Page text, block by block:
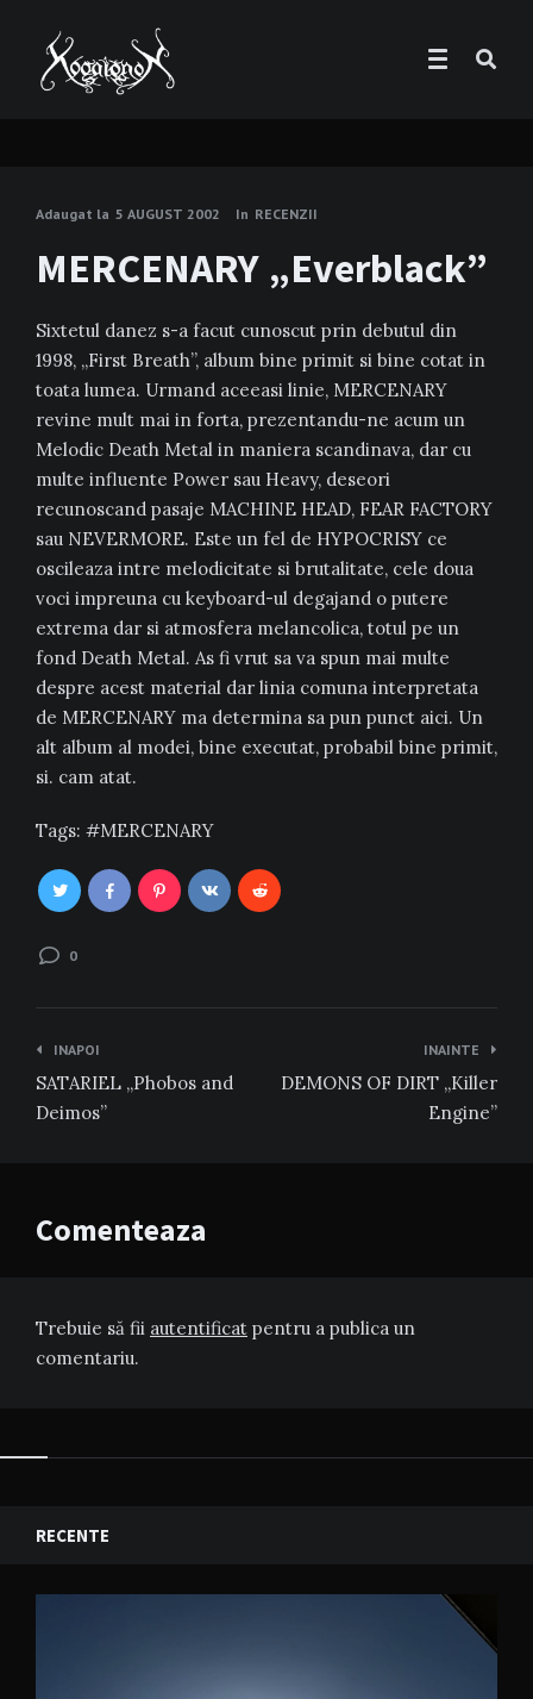
Adaugat la 5 AUGUST 2002 In RECENZII
MERCENARY „Everblack”
Sixtetul danez s-a facut cunoscut prin debutul din
1998, „First Breath”, album bine primit si bine cotat in
toata lumea. Urmand aceeasi linie, MERCENARY
revine mult mai in forta, prezentandu-ne acum un
Melodic Death Metal in maniera scandinava, dar cu
multe influente Power sau Heavy, deseori
recunoscand pasaje MACHINE HEAD, FEAR FACTORY
sau NEVERMORE. Este un fel de HYPOCRISY ce
oscileaza intre melodicitate si brutalitate, cele doua
voci impreuna cu keyboard-ul degajand o putere
extrema dar si atmosfera melancolica, totul pe un
fond Death Metal. As fi vrut sa va spun mai multe
despre acest material dar linia comuna interpretata
de MERCENARY ma determina sa pun punct aici. Un
alt album al modei, bine executat, probabil bine primit,
si. cam atat.
Tags: MERCENARY
0
Navigare
în
articole
INAPOI
SATARIEL „Phobos and
Deimos”
INAINTE
DEMONS OF DIRT „Killer
Engine”
Comenteaza
Trebuie să fii autentificat pentru a publica un
comentariu.
RECENTE